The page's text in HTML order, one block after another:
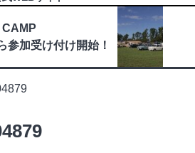
参加受け付け開始！